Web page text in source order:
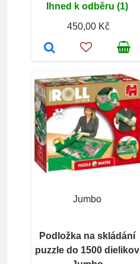
Ihned k odběru (1)
450,00 Kč
Jumbo
Podložka na skládání
puzzle do 1500 dielikov